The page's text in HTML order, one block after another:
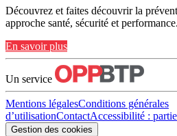
Découvrez et faites découvrir la
approche santé, sécurité et performance.
En savoir plus
Un service
Mentions légalesConditions générales
d’utilisationContactAccessibilité :
Gestion des cookies